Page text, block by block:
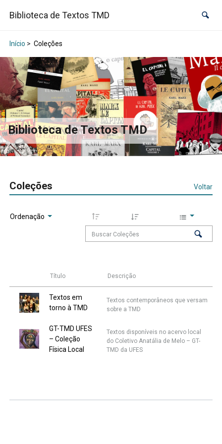
Biblioteca de Textos TMD
Início > Coleções
Biblioteca de Textos TMD
Coleções Voltar
Ordenação
Título Descrição
Textos em
torno à TMD
Textos contemporâneos que versam
sobre a TMD
GT-TMD UFES
– Coleção
Física Local
Textos disponíveis no acervo local
do Coletivo Anatália de Melo – GT-
TMD da UFES